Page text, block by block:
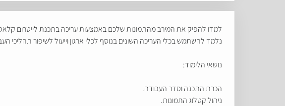
למדו להפיק את המירב מהתמונות שלכם באמצעות עריכה בתכנת לייטרום
נלמד להשתמש בכלי העריכה השונים בנוסף לכלי ארגון וייעול לשיפור תהליכי
נושאי הלימוד:
הכרת התכנה וסדר העבודה.
ניהול קטלוג התמונות.